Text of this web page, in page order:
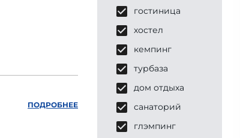
ПОДРОБНЕЕ
гостиница
хостел
кемпинг
турбаза
дом отдыха
санаторий
глэмпинг